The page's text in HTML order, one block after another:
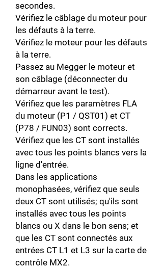
secondes.
Vérifiez le câblage du moteur pour
les défauts à la terre.
Vérifiez le moteur pour les défauts
à la terre.
Passez au Megger le moteur et
son câblage (déconnecter du
démarreur avant le test).
Vérifiez que les paramètres FLA
du moteur (P1 / QST01) et CT
(P78 / FUN03) sont corrects.
Vérifiez que les CT sont installés
avec tous les points blancs vers la
ligne d'entrée.
Dans les applications
monophasées, vérifiez que seuls
deux CT sont utilisés; qu'ils sont
installés avec tous les points
blancs ou X dans le bon sens; et
que les CT sont connectés aux
entrées CT L1 et L3 sur la carte de
contrôle MX2.